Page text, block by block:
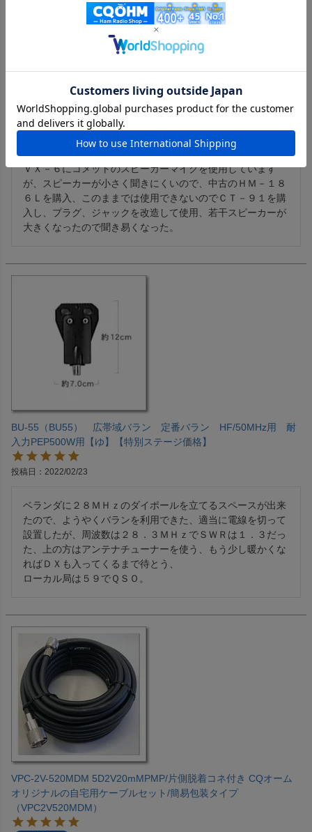
CT-91(CT91) マイクアダプター【ゆ】
購入者
投稿日
ＶＸ－６にコメットのスピーカーマイクを使用しています
が、スピーカーが小さく聞きにくいので、中古のＨＭ－１８
６Ｌを購入、このままでは使用できないのでＣＴ－９１を購
入し、プラグ、ジャックを改造して使用、若干スピーカーが
BU-55（BU55） 広帯域バラン 定番バラン HF/50MHz用 耐
入力PEP500W用【ゆ】【特別ステージ価格】
投稿日 2022/02/23
ベランダに２８ＭＨｚのダイポールを立てるスペースが出来
たので、ようやくバランを利用できた、適当に電線を切って
設置したが、周波数は２８．３ＭＨｚでＳＷＲは１．３だっ
た、上の方はアンテナチューナーを使う、もう少し暖かくな
ればＤＸも入ってくるまで待とう、
ローカル局は５９でＱＳＯ。
VPC-2V-520MDM 5D2V20mMPMP/片側脱着コネ付き CQオーム
オリジナルの自宅用ケーブルセット/簡易包装タイプ
（VPC2V520MDM）